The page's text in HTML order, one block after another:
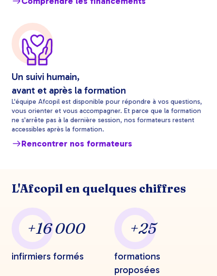
Un suivi humain,
avant et après la formation
L'équipe Afcopil est disponible pour répondre à vos questions,
vous orienter et vous accompagner. Et parce que la formation
ne s'arrête pas à la dernière session, nos formateurs restent
accessibles après la formation.
Rencontrer nos formateurs
L'Afcopil en quelques chiffres
+16 000
infirmiers formés
+25
formations
proposées